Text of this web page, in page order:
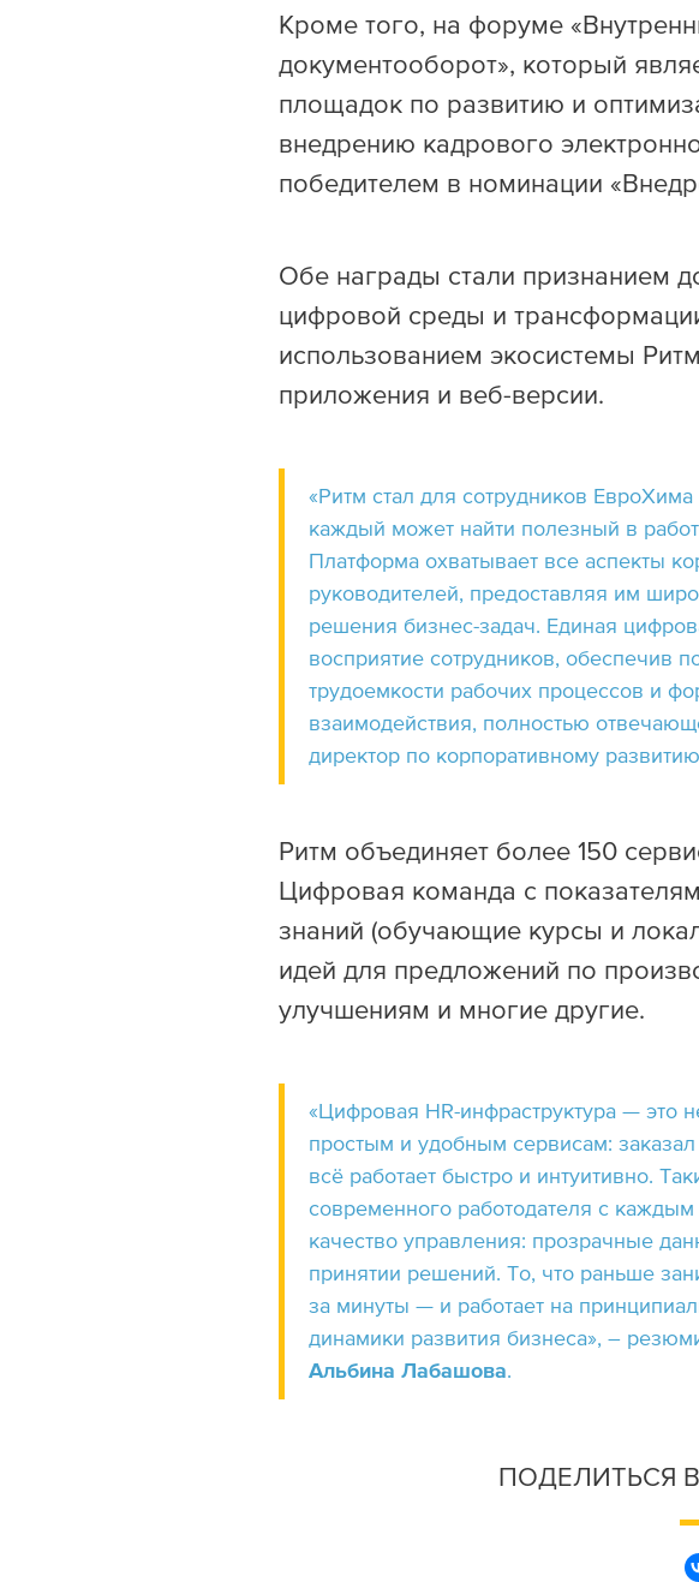
Кроме того, на форуме
документооборот», который
площадок по развитию и
внедрению кадрового
победителем в номинации
Обе награды стали признанием
цифровой среды и
использованием экосистемы
приложения и веб-версии.
«Ритм стал для сотрудников
каждый может найти полезный в
Платформа охватывает все аспекты
руководителей, предоставляя им
решения бизнес-задач. Единая
восприятие сотрудников, обеспечив
трудоемкости рабочих процессов и
взаимодействия, полностью
директор по корпоративному
Ритм объединяет более 150
Цифровая команда с
знаний (обучающие курсы и
идей для предложений по
улучшениям и многие другие.
«Цифровая HR-инфраструктура — это
простым и удобным сервисам:
всё работает быстро и интуитивно.
современного работодателя с
качество управления: прозрачные
принятии решений. То, что раньше
за минуты — и работает на
динамики развития бизнеса», –
Альбина Лабашова.
ПОДЕЛИТЬСЯ